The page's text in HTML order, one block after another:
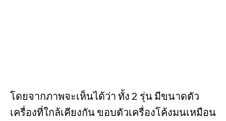
โดยจากภาพจะเห็นได้ว่า ทั้ง 2 รุ่น มีขนาดตัว
เครื่องที่ใกล้เคียงกัน ขอบตัวเครื่องโค้งมนเหมือน